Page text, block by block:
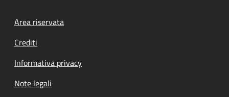
Footer menu
Area riservata
Crediti
Informativa privacy
Note legali